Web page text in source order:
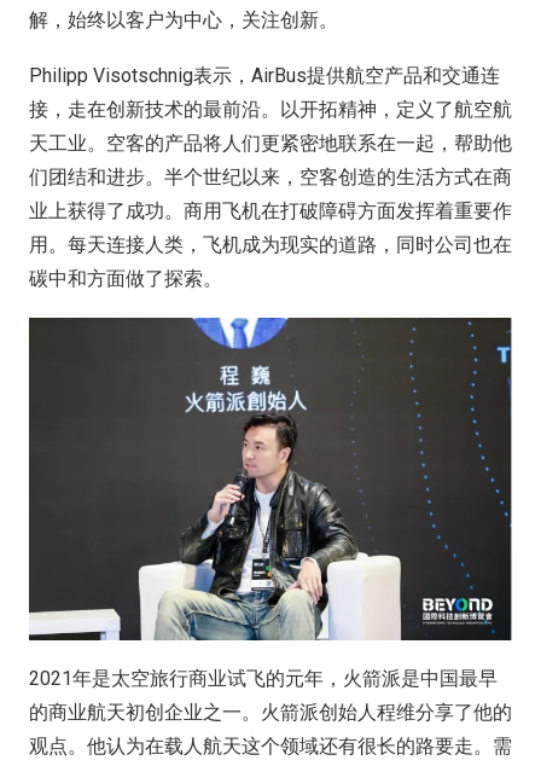
解，始终以客户为中心，关注创新。
Philipp Visotschnig表示，AirBus提供航空产品和交通连
接，走在创新技术的最前沿。以开拓精神，定义了航空航
天工业。空客的产品将人们更紧密地联系在一起，帮助他
们团结和进步。半个世纪以来，空客创造的生活方式在商
业上获得了成功。商用飞机在打破障碍方面发挥着重要作
用。每天连接人类，飞机成为现实的道路，同时公司也在
碳中和方面做了探索。
2021年是太空旅行商业试飞的元年，火箭派是中国最早
的商业航天初创企业之一。火箭派创始人程维分享了他的
观点。他认为在载人航天这个领域还有很长的路要走。需